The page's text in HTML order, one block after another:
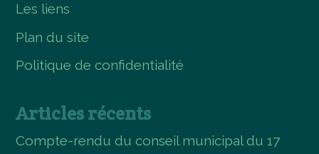
Les liens
Plan du site
Politique de confidentialité
Articles récents
Compte-rendu du conseil municipal du 17